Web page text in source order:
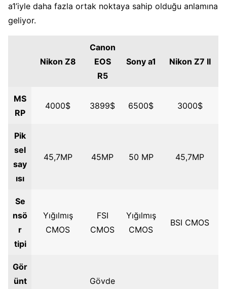
a1’iyle daha fazla ortak noktaya sahip olduğu anlamına
geliyor.
Nikon Z8
Canon
EOS
R5
Sony a1 Nikon Z7 II
MS
RP
4000$ 3899$ 6500$ 3000$
Pik
sel
say
ısı
45,7MP 45MP 50 MP 45,7MP
Se
nsö
r
tipi
Yığılmış
CMOS
FSI
CMOS
Yığılmış
CMOS
BSI CMOS
Gör
ünt
Gövde